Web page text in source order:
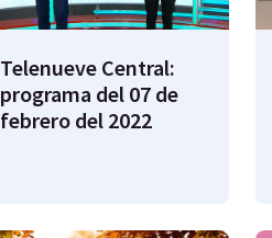
Telenueve Central:
programa del 07 de
febrero del 2022